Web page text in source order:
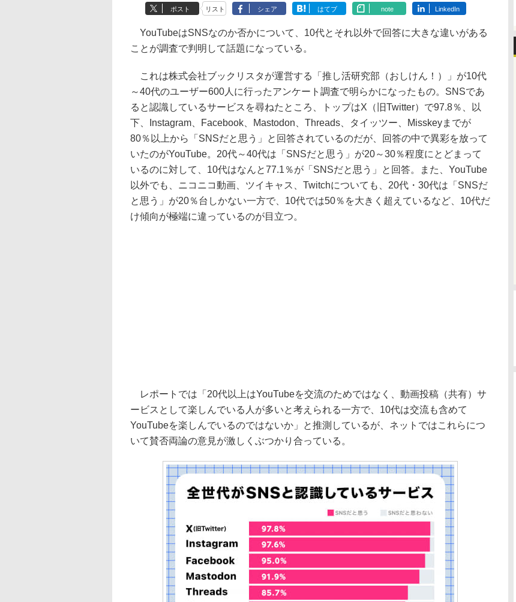
ポスト リスト シェア はてブ note LinkedIn
YouTubeはSNSなのか否かについて、10代とそれ以外で回答に大きな違いがある
ことが調査で判明して話題になっている。
これは株式会社ブックリスタが運営する「推し活研究部（おしけん！）」が10代
～40代のユーザー600人に行ったアンケート調査で明らかになったもの。SNSであ
ると認識しているサービスを尋ねたところ、トップはX（旧Twitter）で97.8％、以
下、Instagram、Facebook、Mastodon、Threads、タイッツー、Misskeyまでが
80％以上から「SNSだと思う」と回答されているのだが、回答の中で異彩を放って
いたのがYouTube。20代～40代は「SNSだと思う」が20～30％程度にとどまって
いるのに対して、10代はなんと77.1％が「SNSだと思う」と回答。また、YouTube
以外でも、ニコニコ動画、ツイキャス、Twitchについても、20代・30代は「SNSだ
と思う」が20％台しかない一方で、10代では50％を大きく超えているなど、10代だ
け傾向が極端に違っているのが目立つ。
レポートでは「20代以上はYouTubeを交流のためではなく、動画投稿（共有）サ
ービスとして楽しんでいる人が多いと考えられる一方で、10代は交流も含めて
YouTubeを楽しんでいるのではないか」と推測しているが、ネットではこれらにつ
いて賛否両論の意見が激しくぶつかり合っている。